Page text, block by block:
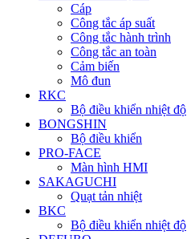
Cáp
Công tắc áp suất
Công tắc hành trình
Công tắc an toàn
Cảm biến
Mô đun
RKC
Bộ điều khiển nhiệt độ
BONGSHIN
Bộ điều khiển
PRO-FACE
Màn hình HMI
SAKAGUCHI
Quạt tản nhiệt
BKC
Bộ điều khiển nhiệt độ